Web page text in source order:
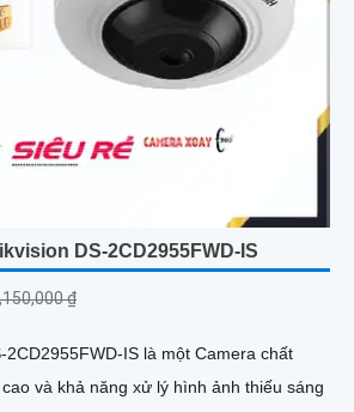
DS-2CD2955FWD-IS
₫
2CD2955FWD-IS là một Camera chất
và khả năng xử lý hình ảnh thiếu sáng